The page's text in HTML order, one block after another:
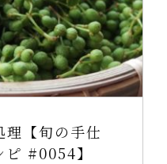
理【旬の手仕
#0054】